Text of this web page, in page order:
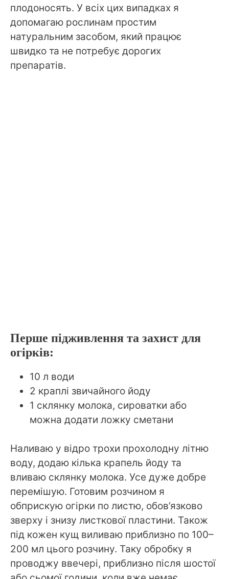
плодоносять. У всіх цих випадках я
допомагаю рослинам простим
натуральним засобом, який працює
швидко та не потребує дорогих
препаратів.
Перше підживлення та захист для
огірків:
10 л води
2 краплі звичайного йоду
1 склянку молока, сироватки або
можна додати ложку сметани
Наливаю у відро трохи прохолодну літню
воду, додаю кілька крапель йоду та
вливаю склянку молока. Усе дуже добре
перемішую. Готовим розчином я
обприскую огірки по листю, обов’язково
зверху і знизу листкової пластини. Також
під кожен кущ виливаю приблизно по 100–
200 мл цього розчину. Таку обробку я
проводжу ввечері, приблизно після шостої